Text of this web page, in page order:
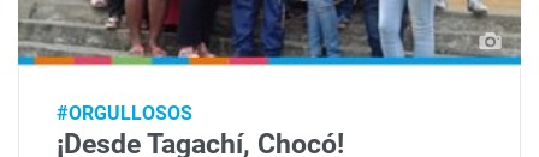
#ORGULLOSOS
¡Desde Tagachí, Chocó!